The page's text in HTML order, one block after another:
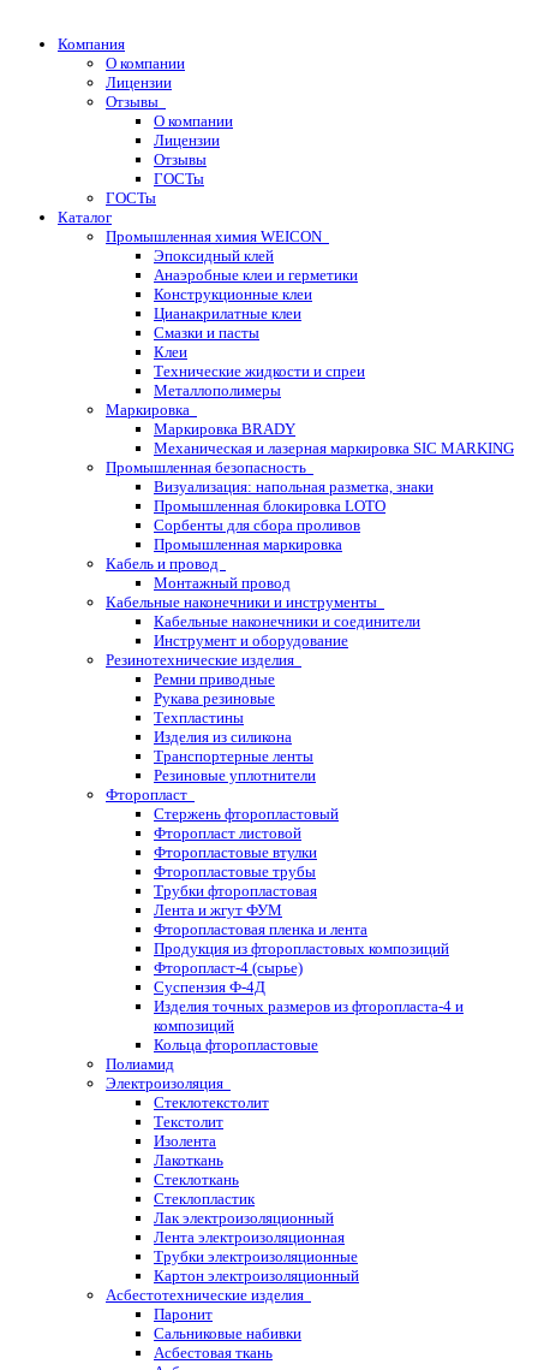
Компания
О компании
Лицензии
Отзывы
О компании
Лицензии
Отзывы
ГОСТы
ГОСТы
Каталог
Промышленная химия WEICON
Эпоксидный клей
Анаэробные клеи и герметики
Конструкционные клеи
Цианакрилатные клеи
Смазки и пасты
Клеи
Технические жидкости и спреи
Металлополимеры
Маркировка
Маркировка BRADY
Механическая и лазерная маркировка SIC MARKING
Промышленная безопасность
Визуализация: напольная разметка, знаки
Промышленная блокировка LOTO
Сорбенты для сбора проливов
Промышленная маркировка
Кабель и провод
Монтажный провод
Кабельные наконечники и инструменты
Кабельные наконечники и соединители
Инструмент и оборудование
Резинотехнические изделия
Ремни приводные
Рукава резиновые
Техпластины
Изделия из силикона
Транспортерные ленты
Резиновые уплотнители
Фторопласт
Стержень фторопластовый
Фторопласт листовой
Фторопластовые втулки
Фторопластовые трубы
Трубки фторопластовая
Лента и жгут ФУМ
Фторопластовая пленка и лента
Продукция из фторопластовых композиций
Фторопласт-4 (сырье)
Суспензия Ф-4Д
Изделия точных размеров из фторопласта-4 и
композиций
Кольца фторопластовые
Полиамид
Электроизоляция
Стеклотекстолит
Текстолит
Изолента
Лакоткань
Стеклоткань
Стеклопластик
Лак электроизоляционный
Лента электроизоляционная
Трубки электроизоляционные
Картон электроизоляционный
Асбестотехнические изделия
Паронит
Сальниковые набивки
Асбестовая ткань